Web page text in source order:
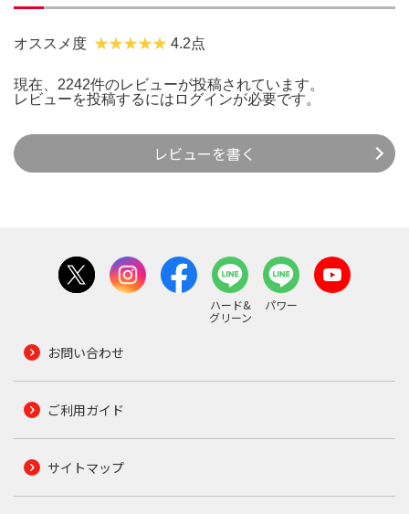
オススメ度 4.2点
現在、2242件のレビューが投稿されています。
レビューを投稿するには ログインが必要です。
レビューを書く
ハード&
グリーン
パワー
お問い合わせ
ご利用ガイド
サイトマップ